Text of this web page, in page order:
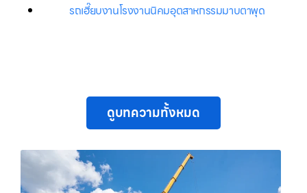
รถเฮี๊ยบงานโรงงานนิคมอุตสาหกรรมมาบตาพุด
ดูบทความทั้งหมด